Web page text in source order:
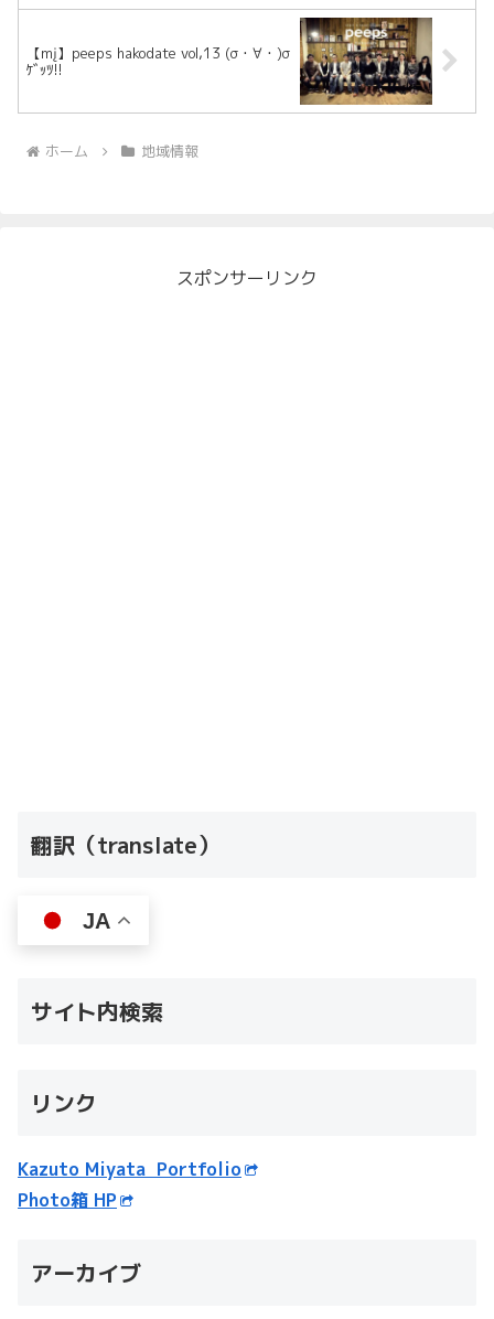
【mį】peeps hakodate vol,13 (σ・∀・)σ
ｹﾞｯﾂ!!
ホーム 地域情報
スポンサーリンク
翻訳（translate）
JA
サイト内検索
リンク
Kazuto Miyata Portfolio
Photo箱 HP
アーカイブ